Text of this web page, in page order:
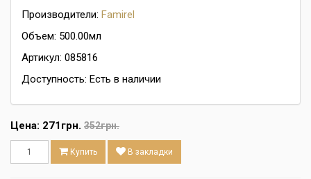
Производители: Famirel
Объем: 500.00мл
Артикул: 085816
Доступность: Есть в наличии
Цена: 271грн. 352грн.
Купить В закладки